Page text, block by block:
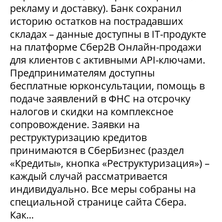
рекламу и доставку). Банк сохранил
историю остатков на пострадавших
складах – данные доступны в IT-продукте
на платформе Сбер2В Онлайн-продажи
для клиентов с активными API-ключами.
Предпринимателям доступны
бесплатные юрконсультации, помощь в
подаче заявлений в ФНС на отсрочку
налогов и скидки на комплексное
сопровождение. Заявки на
реструктуризацию кредитов
принимаются в СберБизнес (раздел
«Кредиты», кнопка «Реструктуризация») –
каждый случай рассматривается
индивидуально. Все меры собраны на
специальной странице сайта Сбера.
Как...